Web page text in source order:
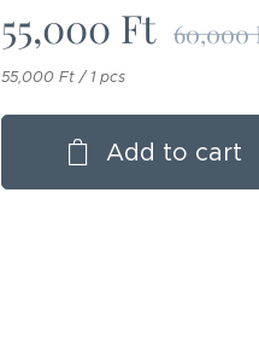
55,000 Ft 60,000
55,000 Ft / 1 pcs
Add to cart